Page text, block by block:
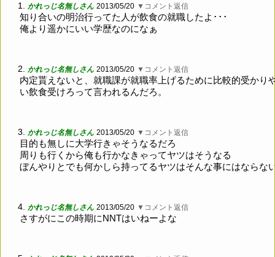
1. かれっじ名無しさん 2013/05/20 ▼コメント返信
知り合いの明治行ってた人が飲食の就職したよ･･･
俺より遥かにいい学歴なのになぁ
2. かれっじ名無しさん 2013/05/20 ▼コメント返信
内定貰えないと、就職課が就職率上げるために比較的受かり
い飲食受けろって言われるんだろ。
3. かれっじ名無しさん 2013/05/20 ▼コメント返信
目的も無しに大学行きゃそうなるだろ
周りも行くから俺も行かなきゃってヤツはそうなる
ぼんやりとでも何かしら持ってるヤツはそんな事にはならな
4. かれっじ名無しさん 2013/05/20 ▼コメント返信
さすがにこの時期にNNTはいねーよな